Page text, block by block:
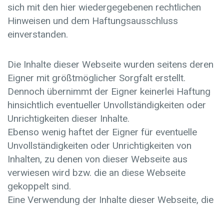
sich mit den hier wiedergegebenen rechtlichen
Hinweisen und dem Haftungsausschluss
einverstanden.
Die Inhalte dieser Webseite wurden seitens deren
Eigner mit größtmöglicher Sorgfalt erstellt.
Dennoch übernimmt der Eigner keinerlei Haftung
hinsichtlich eventueller Unvollständigkeiten oder
Unrichtigkeiten dieser Inhalte.
Ebenso wenig haftet der Eigner für eventuelle
Unvollständigkeiten oder Unrichtigkeiten von
Inhalten, zu denen von dieser Webseite aus
verwiesen wird bzw. die an diese Webseite
gekoppelt sind.
Eine Verwendung der Inhalte dieser Webseite, die